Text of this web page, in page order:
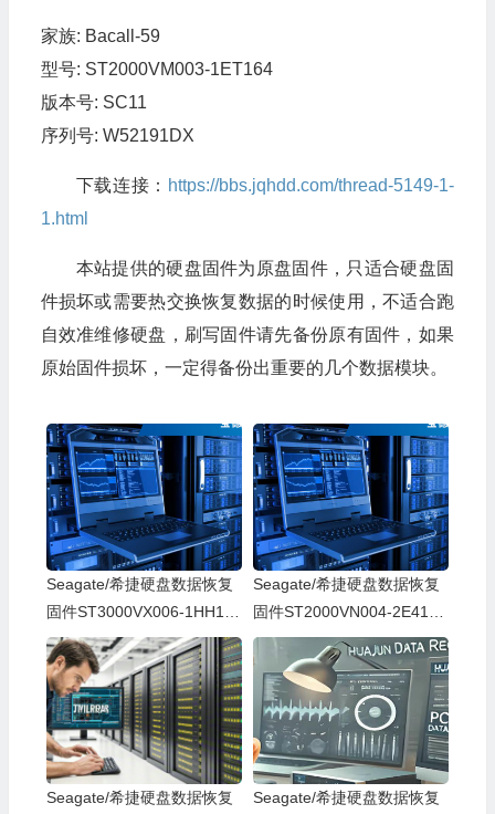
家族: Bacall-59
型号: ST2000VM003-1ET164
版本号: SC11
序列号: W52191DX
下载连接： https://bbs.jqhdd.com/thread-5149-1-
1.html
本站提供的硬盘固件为原盘固件，只适合硬盘固
件损坏或需要热交换恢复数据的时候使用，不适合跑
自效准维修硬盘，刷写固件请先备份原有固件，如果
原始固件损坏，一定得备份出重要的几个数据模块。
Seagate/希捷硬盘数据恢复
固件ST3000VX006-1HH166
-CV11-W6A0WACC-PC300
0全套
Seagate/希捷硬盘数据恢复
固件ST2000VN004-2E4164
-SC60-Z526MPQZ-PC3000
全套
Seagate/希捷硬盘数据恢复
Seagate/希捷硬盘数据恢复